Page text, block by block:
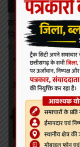
कटघोरा में पहली बार
नि:शुल्क ओपीडी 11
August 9, 2026